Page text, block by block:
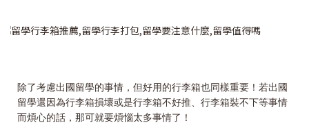
除了考慮出國留學的事情，但好用的行李箱也同樣重要！若出國
留學還因為行李箱損壞或是行李箱不好推、行李箱裝不下等事情
而煩心的話，那可就要煩惱太多事情了！